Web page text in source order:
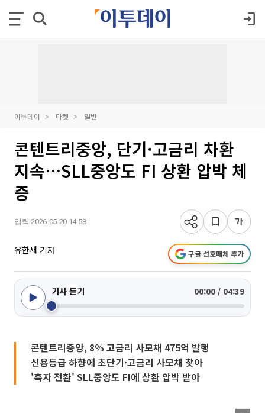
이투데이 마켓 일반
콘텐트리중앙, 단기·고금리 차환
지속…SLL중앙도 FI 상환 압박 체
증
입력 2026-05-20 14:58
유한새 기자 구글 선호매체 추가
기사 듣기 00:00 / 04:39
콘텐트리중앙, 8% 고금리 사모채 475억 발행
신용등급 하향에 초단기·고금리 사모채 찾아
'흑자 전환' SLL중앙도 FI에 상환 압박 받아